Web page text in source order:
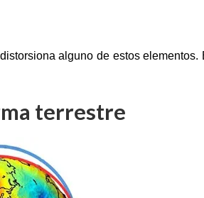
alguno de estos
terrestre